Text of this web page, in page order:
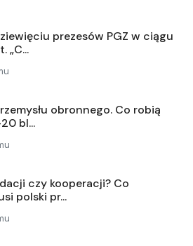
prezesów PGZ w ciągu
„C...
obronnego. Co robią
bl...
czy kooperacji? Co
polski pr...